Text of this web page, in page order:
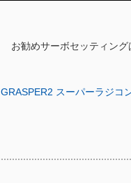
お勧めサーボセッティング
GRASPER2 スーパーラジコ